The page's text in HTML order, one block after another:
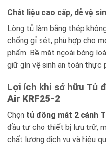
Chất liệu cao cấp, dễ vệ
Lòng tủ làm bằng thép
chống gỉ sét, phù hợp cho
phẩm. Bề mặt ngoài bóng
giữ gìn vệ sinh an toàn thực
Lợi ích khi sở hữu Tủ
Air KRF25-2
Chọn tủ đông mát 2 cánh
đầu tư cho thiết bị lưu trữ,
chất lượng dịch vụ và hiệu